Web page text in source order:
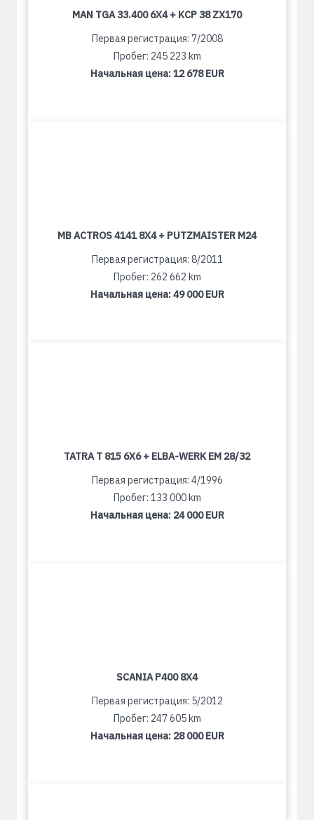
MAN TGA 33.400 6X4 + KCP 38 ZX170
Первая регистрация: 7/2008
Пробег: 245 223 km
Начальная цена:12 678 EUR
MB ACTROS 4141 8X4 + PUTZMAISTER M24
Первая регистрация: 8/2011
Пробег: 262 662 km
Начальная цена:49 000 EUR
TATRA T 815 6X6 + ELBA-WERK EM 28/32
Первая регистрация: 4/1996
Пробег: 133 000 km
Начальная цена: 24 000 EUR
SCANIA P400 8X4
Первая регистрация: 5/2012
Пробег: 247 605 km
Начальная цена: 28 000 EUR